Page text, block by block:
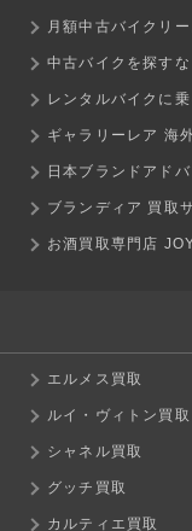
月額中古バイクリ
中古バイクを探す
レンタルバイクに
ギャラリーレア 海
日本ブランドアド
ブランディア 買取
お酒買取専門店
エルメス買取
ルイ・ヴィトン買取
シャネル買取
グッチ買取
カルティエ買取